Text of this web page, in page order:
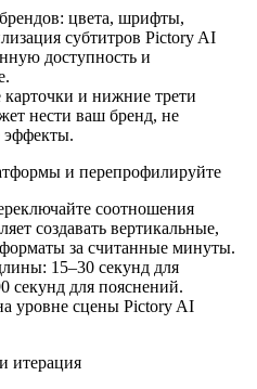
цвета, шрифты,
субтитров Pictory AI
доступность и
и нижние трети
нести ваш бренд, не
эффекты.
и перепрофилируйте
соотношения
создавать вертикальные,
за считанные минуты.
15–30 секунд для
секунд для пояснений.
уровне сцены Pictory AI
итерация